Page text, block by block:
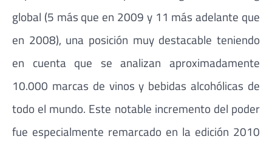
global (5 más que en 2009 y 11 más adelante que
en 2008), una posición muy destacable teniendo
en cuenta que se analizan aproximadamente
10.000 marcas de vinos y bebidas alcohólicas de
todo el mundo. Este notable incremento del poder
fue especialmente remarcado en la edición 2010